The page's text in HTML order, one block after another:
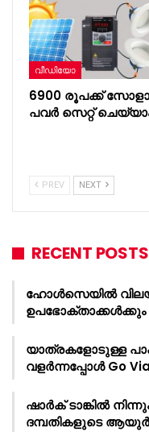
വീഡിയോ
6900 രൂപക്ക്
പവർ സെറ്റ്
PREV NEXT
RECENT POSTS
ഹോൾസെയിൽ
ഉപഭോക്താക്കൾക്കും
യാത്രകളോടുള്ള
വളർന്നപ്പോൾ Go
ഷാർക്‌ ടാങ്കിൽ
ദമ്പതികളുടെ